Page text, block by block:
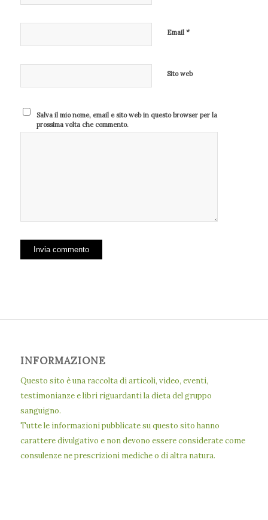
Email *
Sito web
Salva il mio nome, email e sito web in questo browser per la
prossima volta che commento.
INFORMAZIONE
Questo sito è una raccolta di articoli, video, eventi,
testimonianze e libri riguardanti la dieta del gruppo
sanguigno.
Tutte le informazioni pubblicate su questo sito hanno
carattere divulgativo e non devono essere considerate come
consulenze ne prescrizioni mediche o di altra natura.